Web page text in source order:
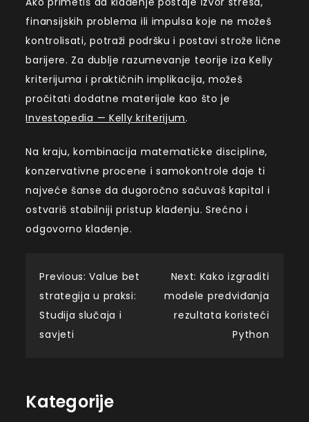
finansijskih problema ili impulsa koje ne možeš
kontrolisati, potraži podršku i postavi strože lične
barijere. Za dublje razumevanje teorije iza Kelly
kriterijuma i praktičnih implikacija, možeš
pročitati dodatne materijale kao što je
Investopedia — Kelly kriterijum.
Na kraju, kombinacija matematičke discipline,
konzervativne procene i samokontrole daje ti
najveće šanse da dugoročno sačuvaš kapital i
ostvariš stabilniji pristup klađenju. Srećno i
odgovorno klađenje.
Post
navigation
Previous: Value bet
strategija u praksi:
Studija slučaja i
savjeti
Next: Kako izgraditi
modele predviđanja
rezultata koristeći
Python
Kategorije